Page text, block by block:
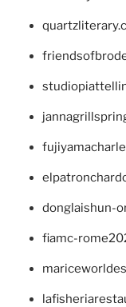
donglaishun-
fiamc-